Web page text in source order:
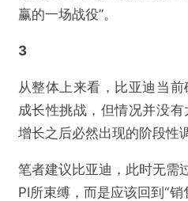
赢的一场战役”。
3
从整体上来看，比亚迪当
成长性挑战，但情况并没
增长之后必然出现的阶段性
笔者建议比亚迪，此时无需
PI所束缚，而是应该回到“